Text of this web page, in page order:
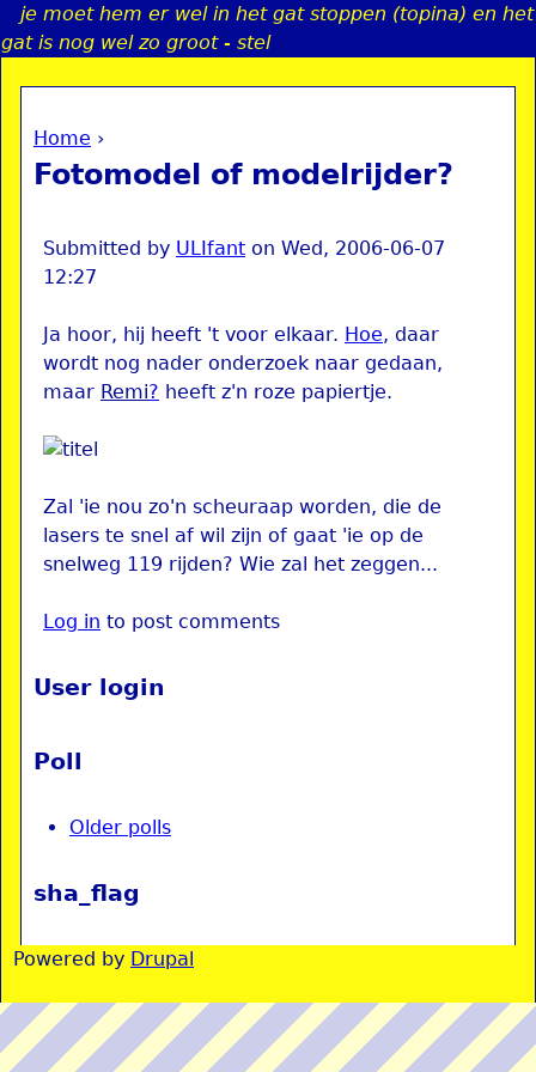
Jump to navigation
je moet hem er wel in het gat stoppen (topina) en het
gat is nog wel zo groot - stel
You are here
Home ›
Fotomodel of modelrijder?
Submitted by ULIfant on Wed, 2006-06-07
12:27
Ja hoor, hij heeft 't voor elkaar. Hoe, daar
wordt nog nader onderzoek naar gedaan,
maar Remi? heeft z'n roze papiertje.
Zal 'ie nou zo'n scheuraap worden, die de
lasers te snel af wil zijn of gaat 'ie op de
snelweg 119 rijden? Wie zal het zeggen...
Log in to post comments
User login
Poll
Older polls
sha_flag
Powered by Drupal